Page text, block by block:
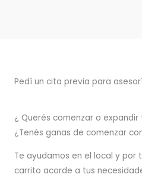
Pedí un cita previa para
¿ Querés comenzar o expandir
¿Tenés ganas de comenzar
Te ayudamos en el local y por
carrito acorde a tus